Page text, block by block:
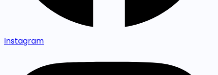
Instagram